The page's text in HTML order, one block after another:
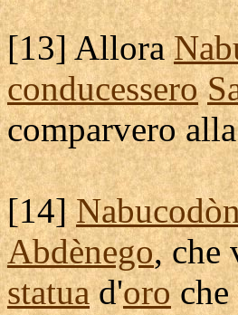
[13] Allora
conducessero
comparvero
[14]
Abdènego, che
statuad'oro